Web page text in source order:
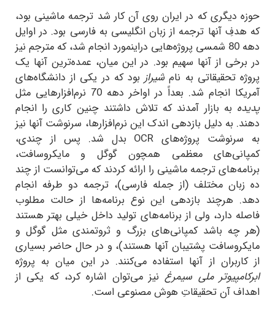
حوزه دیگری که در ایران روی آن کار شد ترجمه ماشینی بود،
که هدفِ آنها ترجمه از زبان انگلیسی به فارسی بود. در اوایل
دهه 80 شمسی پروژه‌هایی دراینمورد انجام شد، که مترجم نیز
در برخی از آنها سهیم بود. در این میان، عمده‌ترین آنها یک
پروژه تحقیقاتی به نام شیرازبود که در یکی از دانشگاه‌های
آمریکا انجام شد. بعداً در اواخر دهه 70 نرم‌افزارهایی مثل
پدیده به بازار آمدند که تلاش داشتند چنین کاری را انجام
دهند. به دلیل بازدهی اندک این نرم‌افزارها، سرنوشت آنها نیز
به سرنوشت پروژه‌های OCR بدل شد. پس از چندی،
کمپانی‌های معظمی همچون گوگل و مایکروسافت،
برنامه‌های ترجمه ماشینی را ارائه کردند که می‌توانست از چند
ده زبان مختلف (از جمله فارسی)، ترجمه دو طرفه انجام
دهد. هرچند بازدهی این نوع برنامه‌ها از حالت مطلوب
فاصله دارد، ولی از برنامه‌های تولید داخل خیلی بهتر هستند
(هر چه باشد کمپانی‌های بزرگ و ثروتمندی مثل گوگل و
مایکروسافت پشتیبان آنها هستند)، و در حال حاضر بسیاری
از کاربران از آنها استفاده می‌کنند. در این میان به پروژه
ابرکامپیوتر ملی سیمرغنیز می‌توان اشاره کرد، که یکی از
اهداف آن تحقیقاتِ هوش مصنوعی است.